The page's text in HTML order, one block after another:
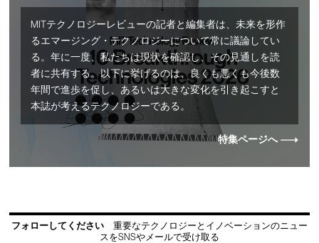
MITテクノロジーレビューの記者と編集者は、未来を形作
るエマージング・テクノロジーについて常に議論してい
る。年に一度、私たちは現状を確認し、その見通しを読
者に共有する。以下に挙げるのは、良くも悪くも今後数
年間で進歩を促し、あるいは大きな変化を引き起こすと
本誌が考えるテクノロジーである。
特集ページへ
フォローしてください
重要なテクノロジーとイノベーションのニュー
スをSNSやメールで受け取る